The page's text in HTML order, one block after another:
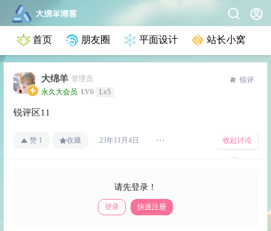
首页 朋友圈 平面设计 站长小窝
大绵羊 管理员
永久大会员 LV6 Lv5
锐评
锐评区11
赞 1 收藏 23年11月4日 收起讨论
请先登录！
登录 快速注册